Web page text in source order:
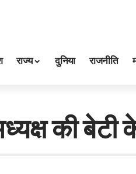
राज्य दुनिया राजनीति
की बेटी